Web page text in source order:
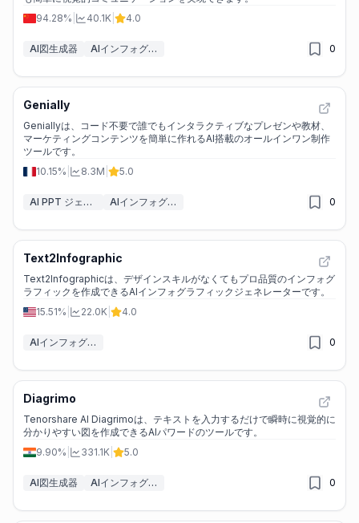
94.28%
40.1K 4.0
AI図生成器 AIインフォグラフィックジェネレーター 0
Genially
Geniallyは、コード不要で誰でもインタラクティブなプレゼンや教材、
マーケティングコンテンツを簡単に作れるAI搭載のオールインワン制作
ツールです。
10.15%
8.3M 5.0
AI PPT ジェネレーター AIインフォグラフィックジェネレーター 0
Text2Infographic
Text2Infographicは、デザインスキルがなくてもプロ品質のインフォグ
ラフィックを作成できるAIインフォグラフィックジェネレーターです。
15.51%
22.0K 4.0
AIインフォグラフィックジェネレーター 0
Diagrimo
Tenorshare AI Diagrimoは、テキストを入力するだけで瞬時に視覚的に
分かりやすい図を作成できるAIパワードのツールです。
9.90%
331.1K 5.0
AI図生成器 AIインフォグラフィックジェネレーター 0